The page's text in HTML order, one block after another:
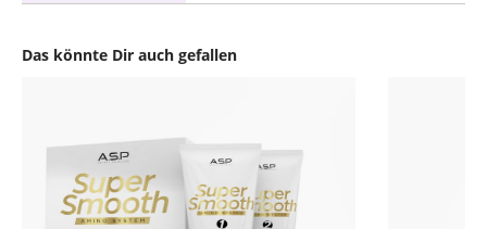
Das könnte Dir auch gefallen